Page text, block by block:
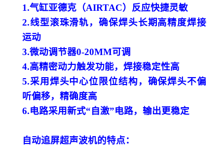
1.气缸亚德克（AIRTAC）反应快捷灵敏
2.线型滚珠滑轨，确保焊头长期高精度焊接
运动
3.微动调节器0-20MM可调
4.高精密动力触发功能，焊接稳定性高
5.采用焊头中心位限位结构，确保焊头不偏
听偏移，精确度高
6.电路采用新式“自激”电路，输出更稳定
自动追屏超声波机的特点：